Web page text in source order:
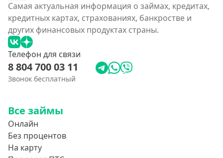
Самая актуальная информация о займах, кредитах,
кредитных картах, страхованиях, банкростве и
других финансовых продуктах страны.
Телефон для связи
8 804 700 03 11
Звонок бесплатный
Все займы
Онлайн
Без процентов
На карту